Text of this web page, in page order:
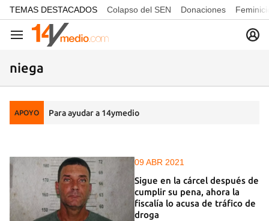
common.go-to-content
TEMAS DESTACADOS Colapso del SEN Donaciones
Navegación
niega
APOYO Para ayudar a 14ymedio
09 ABR 2021
Sigue en la cárcel después de
cumplir su pena, ahora la
fiscalía lo acusa de tráfico de
droga